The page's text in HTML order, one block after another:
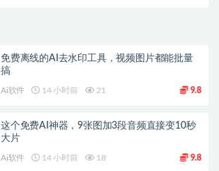
免费离线的AI去水印工具，视频图片都能批量
搞
Ai软件 14 小时前 21 9.8
这个免费AI神器，9张图加3段音频直接变10秒
大片
Ai软件 14 小时前 18 9.8